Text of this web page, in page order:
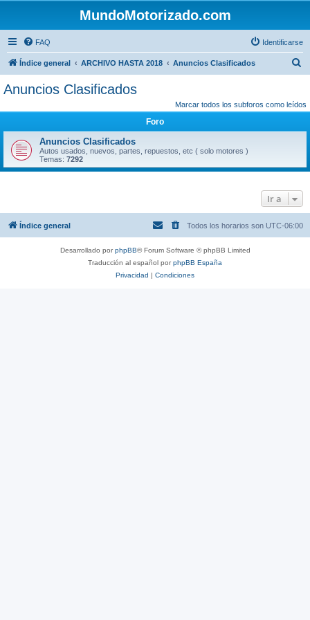
MundoMotorizado.com
FAQ Identificarse
Índice general ARCHIVO HASTA 2018 Anuncios Clasificados
c
Anuncios Clasificados
Marcar todos los subforos como leídos
Foro
Anuncios Clasificados
Autos usados, nuevos, partes, repuestos, etc ( solo motores )
Temas: 7292
Ir a
Índice general Todos los horarios son UTC-06:00
Desarrollado porphpBB® Forum Software © phpBB Limited
Traducción al español porphpBB España
Privacidad | Condiciones